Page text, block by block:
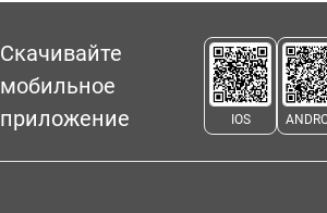
Скачивайте
мобильное
приложение
IOS